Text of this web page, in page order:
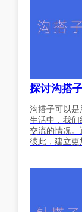
探讨沟搭
沟搭子可以
生活中，我
交流的情况
彼此，建立更